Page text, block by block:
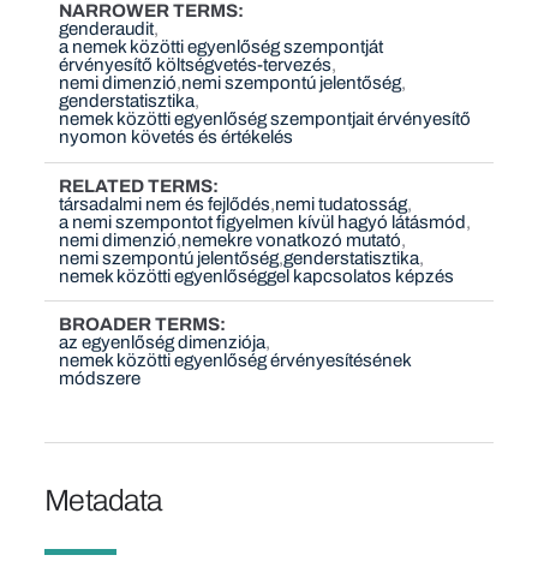
NARROWER TERMS
genderaudit
a nemek közötti egyenlőség szempontját
érvényesítő költségvetés-tervezés
nemi dimenzió nemi szempontú jelentőség
genderstatisztika
nemek közötti egyenlőség szempontjait érvényesítő
nyomon követés és értékelés
RELATED TERMS
társadalmi nem és fejlődés nemi tudatosság
a nemi szempontot figyelmen kívül hagyó látásmód
nemi dimenzió nemekre vonatkozó mutató
nemi szempontú jelentőség genderstatisztika
nemek közötti egyenlőséggel kapcsolatos képzés
BROADER TERMS
az egyenlőség dimenziója
nemek közötti egyenlőség érvényesítésének
módszere
Metadata